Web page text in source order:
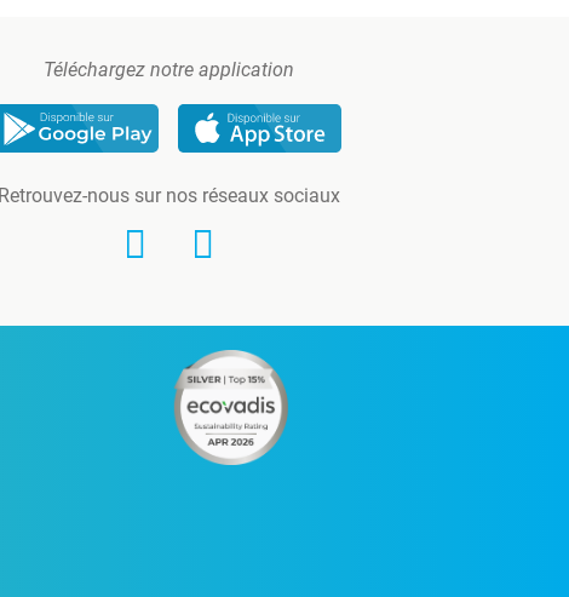
Téléchargez notre application
Retrouvez-nous sur nos réseaux sociaux